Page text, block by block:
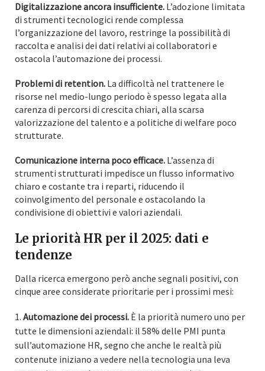
Digitalizzazione ancora insufficiente. L’adozione limitata
di strumenti tecnologici rende complessa
l’organizzazione del lavoro, restringe la possibilità di
raccolta e analisi dei dati relativi ai collaboratori e
ostacola l’automazione dei processi.
Problemi di retention. La difficoltà nel trattenere le
risorse nel medio-lungo periodo è spesso legata alla
carenza di percorsi di crescita chiari, alla scarsa
valorizzazione del talento e a politiche di welfare poco
strutturate.
Comunicazione interna poco efficace. L’assenza di
strumenti strutturati impedisce un flusso informativo
chiaro e costante tra i reparti, riducendo il
coinvolgimento del personale e ostacolando la
condivisione di obiettivi e valori aziendali.
Le priorità HR per il 2025: dati e
tendenze
Dalla ricerca emergono però anche segnali positivi, con
cinque aree considerate prioritarie per i prossimi mesi:
Automazione dei processi. È la priorità numero uno per
tutte le dimensioni aziendali: il 58% delle PMI punta
sull’automazione HR, segno che anche le realtà più
contenute iniziano a vedere nella tecnologia una leva